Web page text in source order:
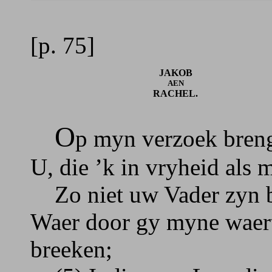
[p. 75]
JAKOB
AEN
RACHEL.
Op myn verzoek
U, die ’k in vryheid als
Zo niet uw Vader zyn
Waer door gy myne
breeken;